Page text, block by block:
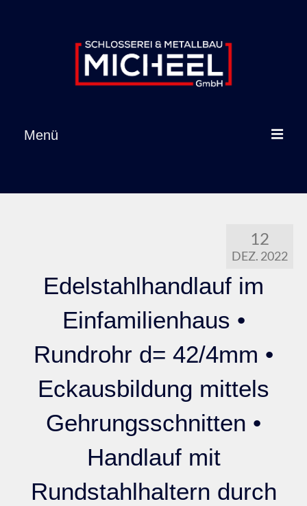
Menü
Startseite
Über uns
12
DEZ. 2022
Edelstahlhandlauf im
Einfamilienhaus •
Rundrohr d= 42/4mm •
Eckausbildung mittels
Gehrungsschnitten •
Handlauf mit
Rundstahlhaltern durch